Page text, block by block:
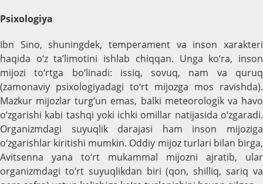
Psixologiya
Ibn Sino, shuningdek, temperament va inson xarakteri
haqida o‘z ta’limotini ishlab chiqqan. Unga ko‘ra, inson
mijozi to‘rtga bo‘linadi: issiq, sovuq, nam va quruq
(zamonaviy psixologiyadagi to‘rt mijozga mos ravishda).
Mazkur mijozlar turg‘un emas, balki meteorologik va havo
o‘zgarishi kabi tashqi yoki ichki omillar natijasida o‘zgaradi.
Organizmdagi suyuqlik darajasi ham inson mijoziga
o‘zgarishlar kiritishi mumkin. Oddiy mijoz turlari bilan birga,
Avitsenna yana to‘rt mukammal mijozni ajratib, ular
organizmdagi to‘rt suyuqlikdan biri (qon, shilliq, sariq va